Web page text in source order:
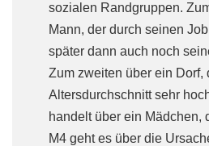
sozialen Randgruppen.
Mann, der durch seinen
später dann auch noch
Zum zweiten über ein Dorf,
Altersdurchschnitt sehr
handelt über ein Mädchen,
M4 geht es über die